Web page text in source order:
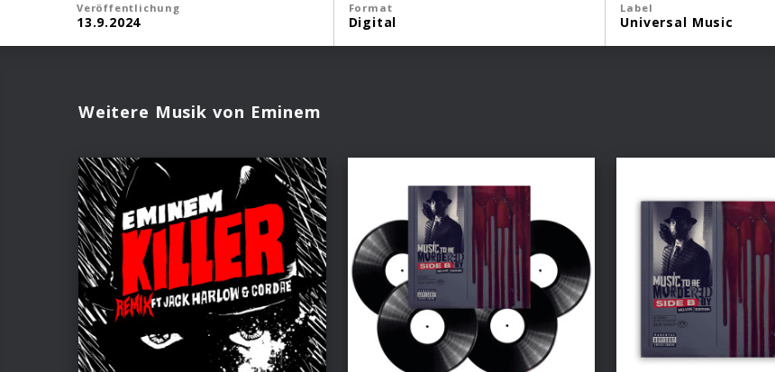
Veröffentlichung
13.9.2024
Format
Digital
Label
Universal Music
Weitere Musik von Eminem